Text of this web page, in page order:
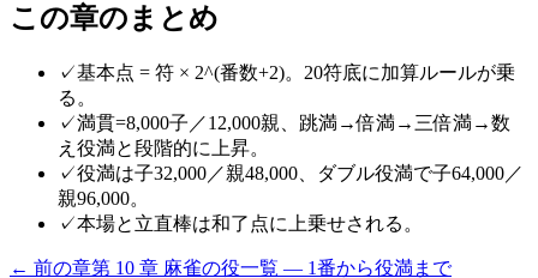
この章のまとめ
✓基本点 = 符 × 2^(番数+2)。20符底に加算ルールが乗
る。
✓満貫=8,000子／12,000親、跳満→倍満→三倍満→数
え役満と段階的に上昇。
✓役満は子32,000／親48,000、ダブル役満で子64,000／
親96,000。
✓本場と立直棒は和了点に上乗せされる。
← 前の章第 10 章 麻雀の役一覧 — 1番から役満まで